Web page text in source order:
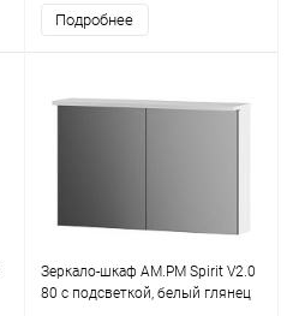
Подробнее
Зеркало-шкаф AM.PM Spirit V2.0
80 с подсветкой, белый глянец